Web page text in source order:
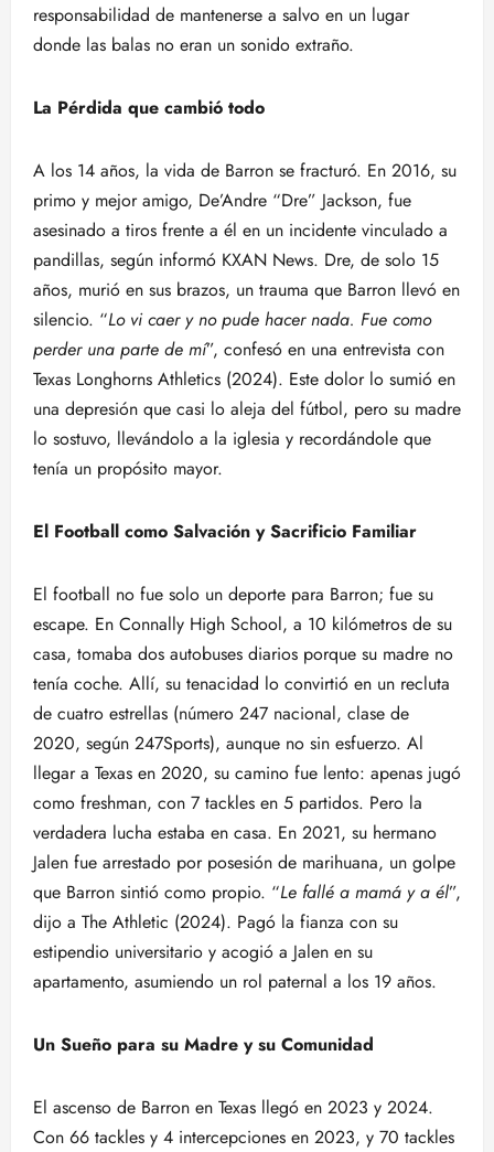
responsabilidad de mantenerse a salvo en un lugar
donde las balas no eran un sonido extraño.
La Pérdida que cambió todo
A los 14 años, la vida de Barron se fracturó. En 2016, su
primo y mejor amigo, De’Andre “Dre” Jackson, fue
asesinado a tiros frente a él en un incidente vinculado a
pandillas, según informó KXAN News. Dre, de solo 15
años, murió en sus brazos, un trauma que Barron llevó en
silencio. “Lo vi caer y no pude hacer nada. Fue como
perder una parte de mí”, confesó en una entrevista con
Texas Longhorns Athletics (2024). Este dolor lo sumió en
una depresión que casi lo aleja del fútbol, pero su madre
lo sostuvo, llevándolo a la iglesia y recordándole que
tenía un propósito mayor.
El Football como Salvación y Sacrificio Familiar
El football no fue solo un deporte para Barron; fue su
escape. En Connally High School, a 10 kilómetros de su
casa, tomaba dos autobuses diarios porque su madre no
tenía coche. Allí, su tenacidad lo convirtió en un recluta
de cuatro estrellas (número 247 nacional, clase de
2020, según 247Sports), aunque no sin esfuerzo. Al
llegar a Texas en 2020, su camino fue lento: apenas jugó
como freshman, con 7 tackles en 5 partidos. Pero la
verdadera lucha estaba en casa. En 2021, su hermano
Jalen fue arrestado por posesión de marihuana, un golpe
que Barron sintió como propio. “Le fallé a mamá y a él”,
dijo a The Athletic (2024). Pagó la fianza con su
estipendio universitario y acogió a Jalen en su
apartamento, asumiendo un rol paternal a los 19 años.
Un Sueño para su Madre y su Comunidad
El ascenso de Barron en Texas llegó en 2023 y 2024.
Con 66 tackles y 4 intercepciones en 2023, y 70 tackles